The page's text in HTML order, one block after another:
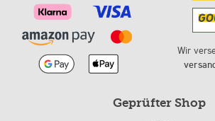
Wir
Geprüfter Shop